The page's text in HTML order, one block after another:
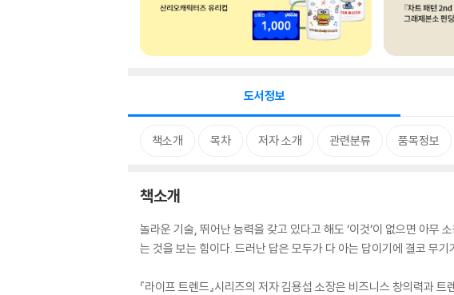
도서정보
책소개 목차 저자 소개 관련분류 품목정보
책소개
놀라운 기술, 뛰어난 능력을 갖고 있다고 해도 ‘이것’이 없으면 아무
는 것을 보는 힘이다. 드러난 답은 모두가 다 아는 답이기에 결코 무
『라이프 트렌드』시리즈의 저자 김용섭 소장은 비즈니스 창의력과